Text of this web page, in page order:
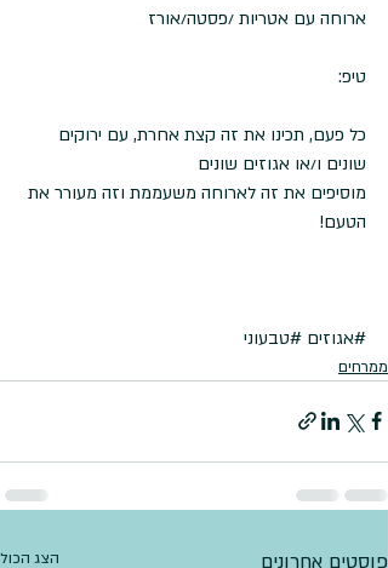
ארוחה עם אטריות /פסטה/אורז
טיפ:
כל פעם, תכינו את זה קצת אחרת, עם ירוקים
שונים ו/או אגוזים שונים
מוסיפים את זה לארוחה משעממת וזה מעורר את
הטעם!
#אגוזים #טבעוני
ממרחים
פוסטים אחרונים הצג הכול